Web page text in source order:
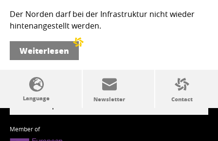
Der Norden darf bei der Infrastruktur nicht wieder
hintenangestellt werden.
Weiterlesen
SSW politics from A to Z
Member of